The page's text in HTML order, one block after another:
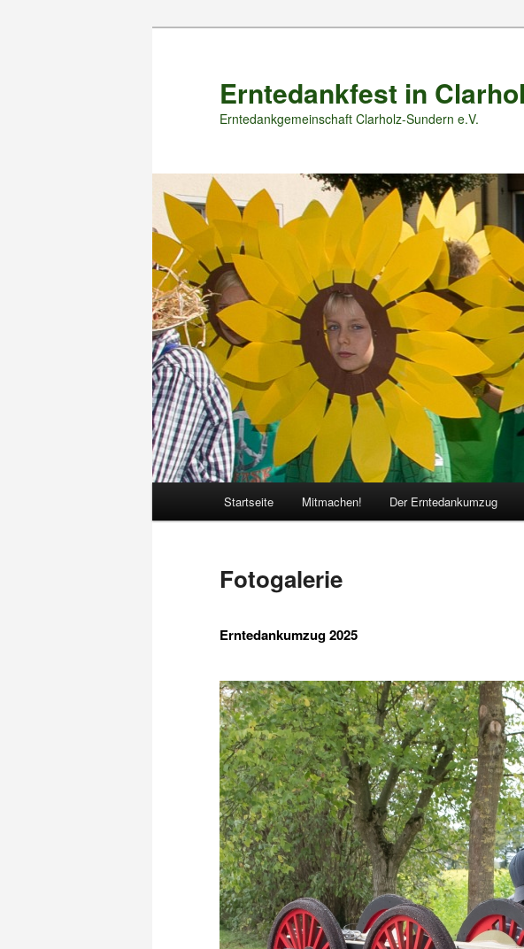
Erntedankfest in
Erntedankgemeinschaft Clarholz-Sundern e.V.
Startseite Mitmachen! Der Erntedankumzug
Fotogalerie
Erntedankumzug 2025